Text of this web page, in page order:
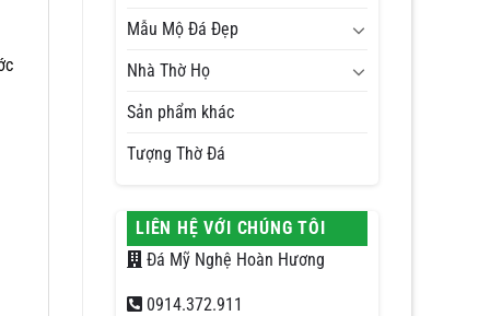
Mẫu Mộ Đá Đẹp
Nhà Thờ Họ
Sản phẩm khác
Tượng Thờ Đá
LIÊN HỆ VỚI CHÚNG TÔI
Đá Mỹ Nghệ Hoàn Hương
0914.372.911